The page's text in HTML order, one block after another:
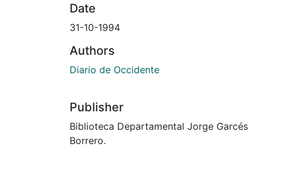
Date
31-10-1994
Authors
Diario de Occidente
Publisher
Biblioteca Departamental Jorge Garcés
Borrero.